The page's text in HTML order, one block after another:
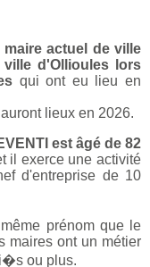
maire actuel de ville
d'Ollioules lors
qui ont eu lieu en
lieux en 2026.
est âgé de 82
il exerce une activité
d'entreprise de 10
prénom que le
maires ont un métier
ou plus.